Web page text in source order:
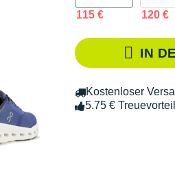
115 € 120 €
IN
Kostenloser
5.75 € Treuevorteil